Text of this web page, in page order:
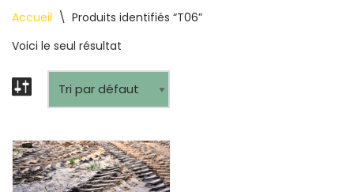
Accueil \ Produits identifiés “T06”
Voici le seul résultat